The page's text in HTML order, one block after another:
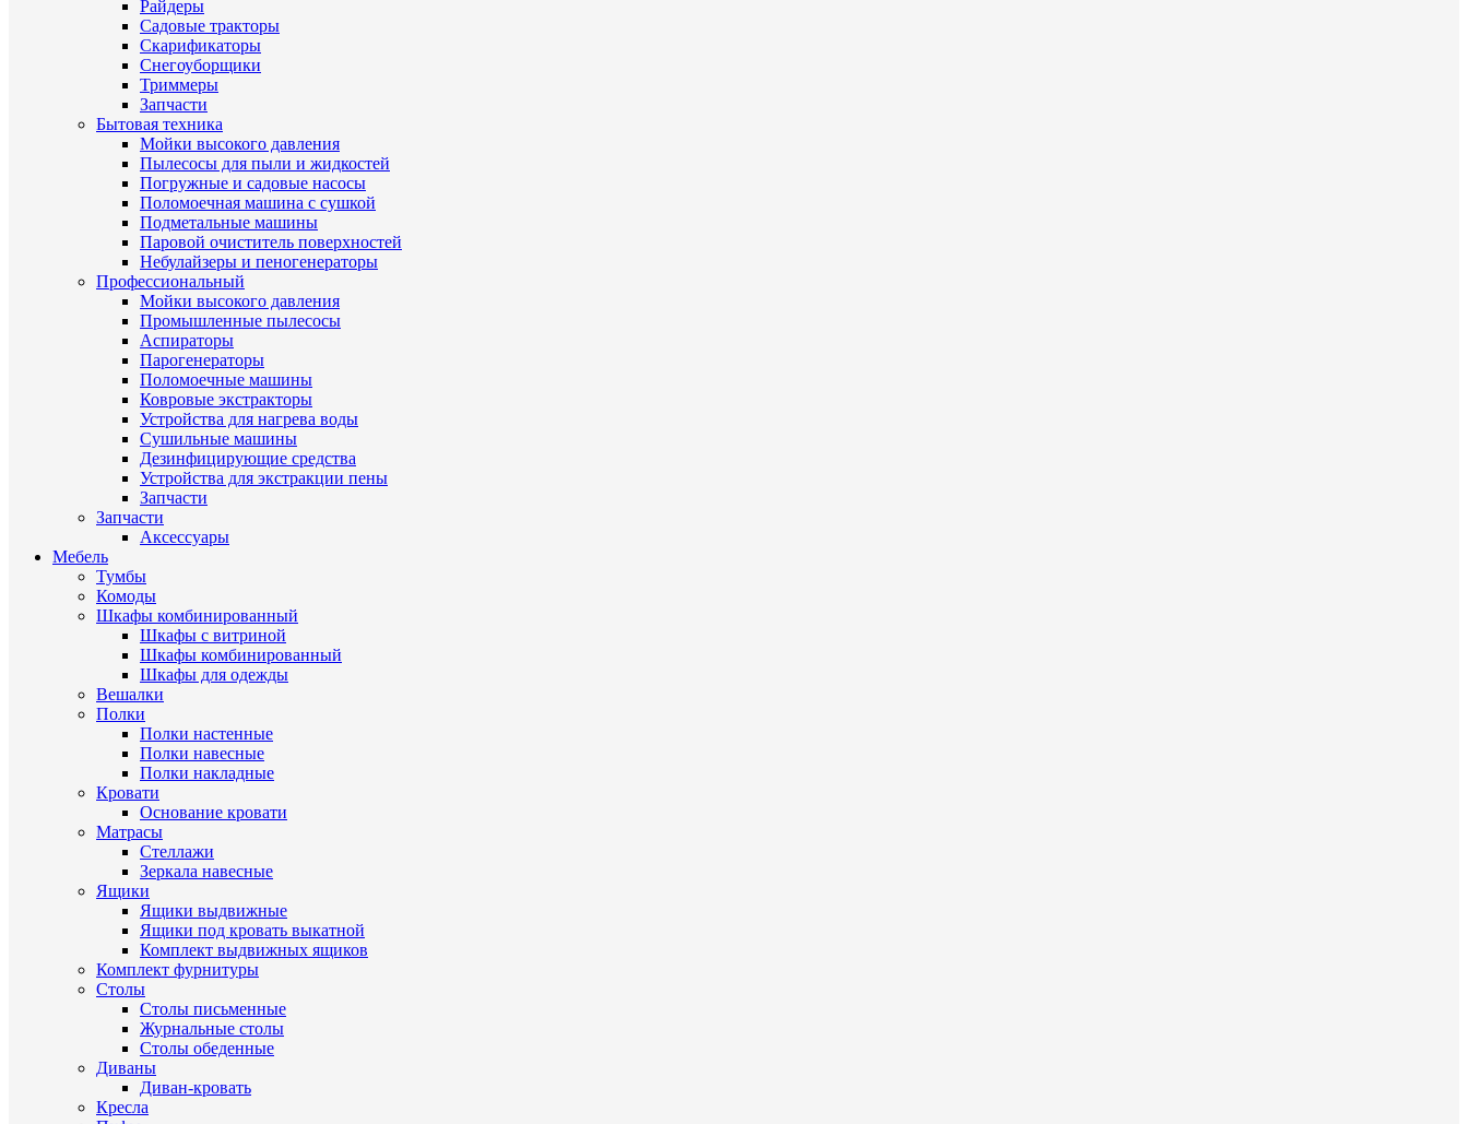
Райдеры
Садовые тракторы
Скарификаторы
Снегоуборщики
Триммеры
Запчасти
Бытовая техника
Мойки высокого давления
Пылесосы для пыли и жидкостей
Погружные и садовые насосы
Поломоечная машина с сушкой
Подметальные машины
Паровой очиститель поверхностей
Небулайзеры и пеногенераторы
Профессиональный
Мойки высокого давления
Промышленные пылесосы
Аспираторы
Парогенераторы
Поломоечные машины
Ковровые экстракторы
Устройства для нагрева воды
Сушильные машины
Дезинфицирующие средства
Устройства для экстракции пены
Запчасти
Запчасти
Аксессуары
Мебель
Тумбы
Комоды
Шкафы комбинированный
Шкафы с витриной
Шкафы комбинированный
Шкафы для одежды
Вешалки
Полки
Полки настенные
Полки навесные
Полки накладные
Кровати
Основание кровати
Матрасы
Стеллажи
Зеркала навесные
Ящики
Ящики выдвижные
Ящики под кровать выкатной
Комплект выдвижных ящиков
Комплект фурнитуры
Столы
Столы письменные
Журнальные cтолы
Столы обеденные
Диваны
Диван-кровать
Кресла